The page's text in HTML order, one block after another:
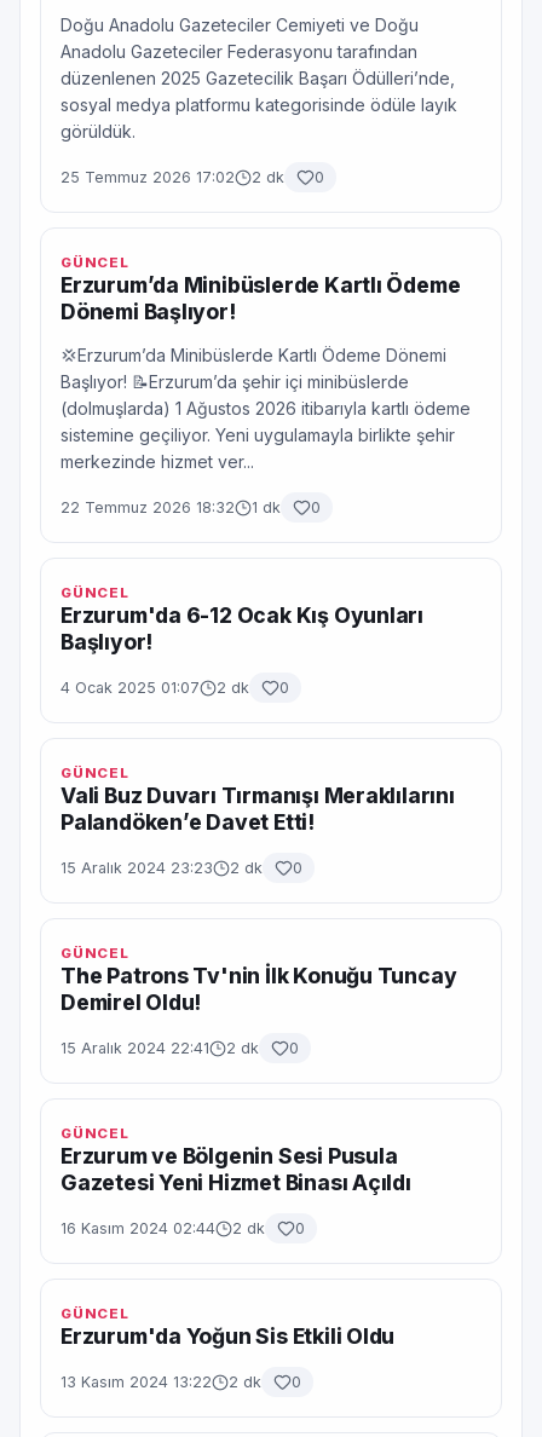
Doğu Anadolu Gazeteciler Cemiyeti ve Doğu
Anadolu Gazeteciler Federasyonu tarafından
düzenlenen 2025 Gazetecilik Başarı Ödülleri’nde,
sosyal medya platformu kategorisinde ödüle layık
görüldük.
25 Temmuz 2026 17:02 2 dk 0
GÜNCEL
Erzurum’da Minibüslerde Kartlı Ödeme
Dönemi Başlıyor!
💢Erzurum’da Minibüslerde Kartlı Ödeme Dönemi
Başlıyor! 📝Erzurum’da şehir içi minibüslerde
(dolmuşlarda) 1 Ağustos 2026 itibarıyla kartlı ödeme
sistemine geçiliyor. Yeni uygulamayla birlikte şehir
merkezinde hizmet ver...
22 Temmuz 2026 18:32 1 dk 0
GÜNCEL
Erzurum'da 6-12 Ocak Kış Oyunları
Başlıyor!
4 Ocak 2025 01:07 2 dk 0
GÜNCEL
Vali Buz Duvarı Tırmanışı Meraklılarını
Palandöken’e Davet Etti!
15 Aralık 2024 23:23 2 dk 0
GÜNCEL
The Patrons Tv'nin İlk Konuğu Tuncay
Demirel Oldu!
15 Aralık 2024 22:41 2 dk 0
GÜNCEL
Erzurum ve Bölgenin Sesi Pusula
Gazetesi Yeni Hizmet Binası Açıldı
16 Kasım 2024 02:44 2 dk 0
GÜNCEL
Erzurum'da Yoğun Sis Etkili Oldu
13 Kasım 2024 13:22 2 dk 0